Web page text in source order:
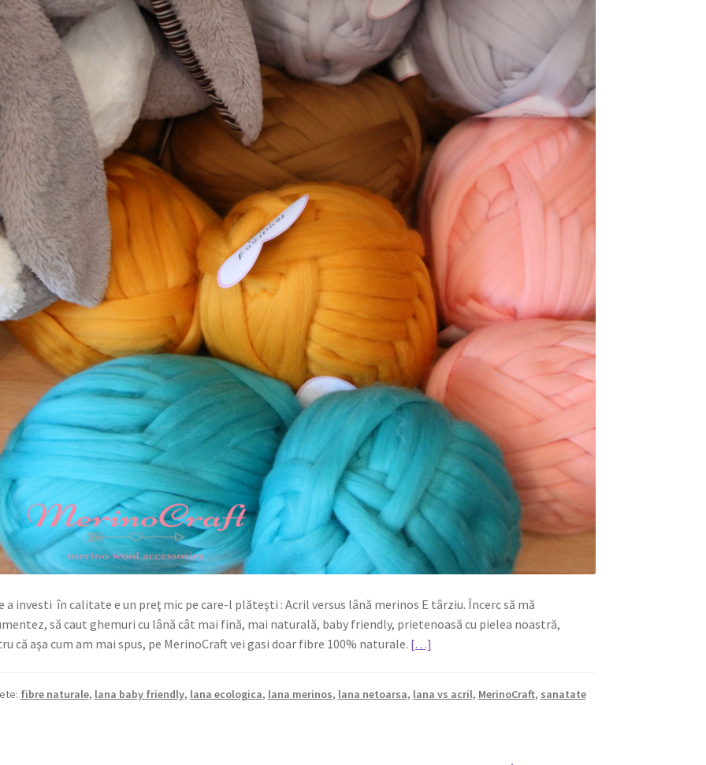
a investi în calitate e un preţ mic pe care-l plăteşti : Acril versus lână merinos E târziu. Încerc să mă
să caut ghemuri cu lână cât mai fină, mai naturală, baby friendly, prietenoasă cu pielea noastră,
că aşa cum am mai spus, pe MerinoCraft vei gasi doar fibre 100% naturale. […]
fibre naturale, lana baby friendly, lana ecologica, lana merinos, lana netoarsa, lana vs acril, MerinoCraft, sanatate